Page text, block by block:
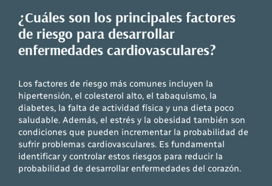
¿Cuáles son los principales factores
de riesgo para desarrollar
enfermedades cardiovasculares?
Los factores de riesgo más comunes incluyen la
hipertensión, el colesterol alto, el tabaquismo, la
diabetes, la falta de actividad física y una dieta poco
saludable. Además, el estrés y la obesidad también son
condiciones que pueden incrementar la probabilidad de
sufrir problemas cardiovasculares. Es fundamental
identificar y controlar estos riesgos para reducir la
probabilidad de desarrollar enfermedades del corazón.